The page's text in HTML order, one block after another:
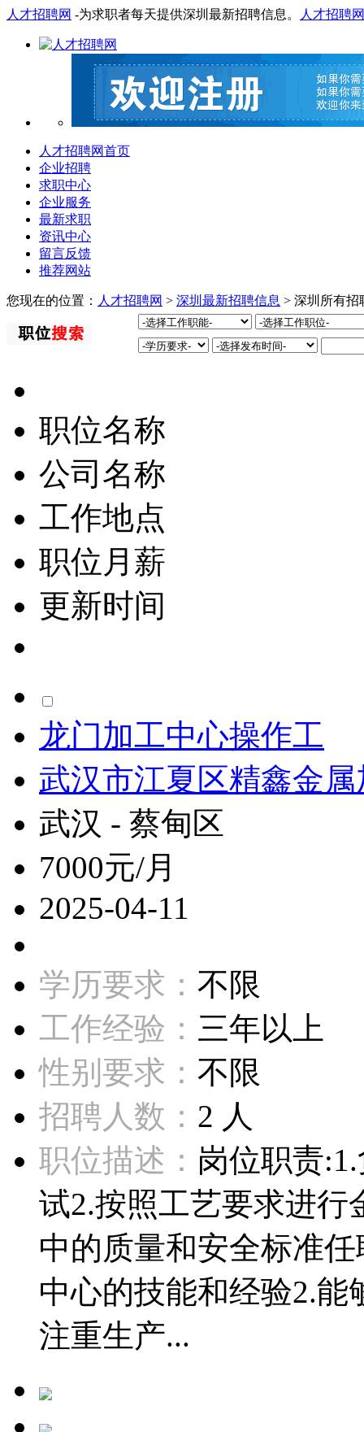
人才招聘网 -为求职者每天提供深圳最新招聘信息。 人才招聘网
人才招聘网首页
企业招聘
求职中心
企业服务
最新求职
资讯中心
留言反馈
推荐网站
您现在的位置： 人才招聘网 > 深圳最新招聘信息 > 深圳所有招
职位名称
公司名称
工作地点
职位月薪
更新时间
龙门加工中心操作工
武汉市江夏区精鑫金
武汉 - 蔡甸区
7000元/月
2025-04-11
学历要求： 不限
工作经验： 三年以上
性别要求： 不限
招聘人数： 2 人
职位描述： 岗位职责
试2.按照工艺要求进行
中的质量和安全标准
中心的技能和经验2.能
注重生产...